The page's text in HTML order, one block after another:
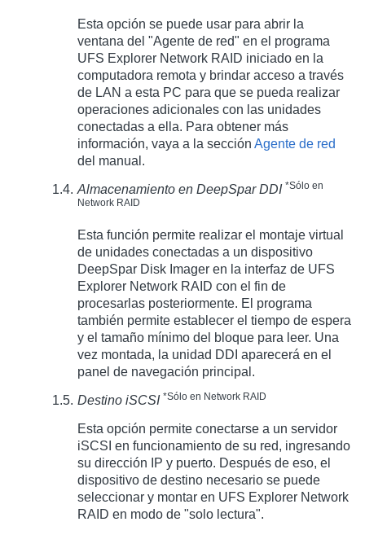
Esta opción se puede usar para abrir la
ventana del "Agente de red" en el programa
UFS Explorer Network RAID iniciado en la
computadora remota y brindar acceso a través
de LAN a esta PC para que se pueda realizar
operaciones adicionales con las unidades
conectadas a ella. Para obtener más
información, vaya a la sección Agente de red
del manual.
Almacenamiento en DeepSpar DDI *Sólo en
Network RAID
Esta función permite realizar el montaje virtual
de unidades conectadas a un dispositivo
DeepSpar Disk Imager en la interfaz de UFS
Explorer Network RAID con el fin de
procesarlas posteriormente. El programa
también permite establecer el tiempo de espera
y el tamaño mínimo del bloque para leer. Una
vez montada, la unidad DDI aparecerá en el
panel de navegación principal.
Destino iSCSI *Sólo en Network RAID
Esta opción permite conectarse a un servidor
iSCSI en funcionamiento de su red, ingresando
su dirección IP y puerto. Después de eso, el
dispositivo de destino necesario se puede
seleccionar y montar en UFS Explorer Network
RAID en modo de "solo lectura".